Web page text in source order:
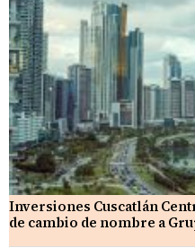
Inversiones Cuscatlán
de cambio de nombre a